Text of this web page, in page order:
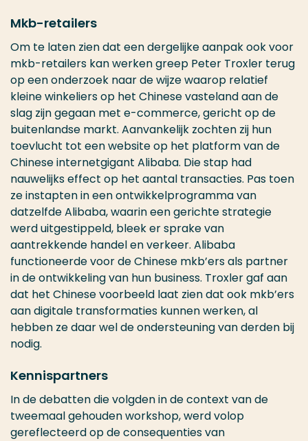
Mkb-retailers
Om te laten zien dat een dergelijke aanpak ook voor
mkb-retailers kan werken greep Peter Troxler terug
op een onderzoek naar de wijze waarop relatief
kleine winkeliers op het Chinese vasteland aan de
slag zijn gegaan met e-commerce, gericht op de
buitenlandse markt. Aanvankelijk zochten zij hun
toevlucht tot een website op het platform van de
Chinese internetgigant Alibaba. Die stap had
nauwelijks effect op het aantal transacties. Pas toen
ze instapten in een ontwikkelprogramma van
datzelfde Alibaba, waarin een gerichte strategie
werd uitgestippeld, bleek er sprake van
aantrekkende handel en verkeer. Alibaba
functioneerde voor de Chinese mkb’ers als partner
in de ontwikkeling van hun business. Troxler gaf aan
dat het Chinese voorbeeld laat zien dat ook mkb’ers
aan digitale transformaties kunnen werken, al
hebben ze daar wel de ondersteuning van derden bij
nodig.
Kennispartners
In de debatten die volgden in de context van de
tweemaal gehouden workshop, werd volop
gereflecteerd op de consequenties van